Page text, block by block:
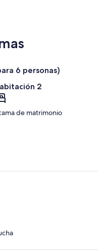
6 personas)
2
de matrimonio